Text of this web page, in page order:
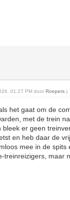
01:27 PM doorRoepers .)
het gaat om de
met de trein
er geen
en heb daar de
mee in de
maar